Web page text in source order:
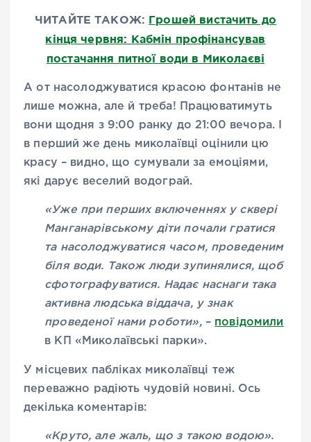
ЧИТАЙТЕ ТАКОЖ: Грошей вистачить до
кінця червня: Кабмін профінансував
постачання питної води в Миколаєві
А от насолоджуватися красою фонтанів не
лише можна, але й треба! Працюватимуть
вони щодня з 9:00 ранку до 21:00 вечора. І
в перший же день миколаївці оцінили цю
красу – видно, що сумували за емоціями,
які дарує веселий водограй.
«Уже при перших включеннях у сквері
Манганарівському діти почали гратися
та насолоджуватися часом, проведеним
біля води. Також люди зупинялися, щоб
сфотографуватися. Надає наснаги така
активна людська віддача, у знак
проведеної нами роботи»,– повідомили
в КП «Миколаївські парки».
У місцевих пабліках миколаївці теж
переважно радіють чудовій новині. Ось
декілька коментарів:
«Круто, але жаль, що з такою водою».